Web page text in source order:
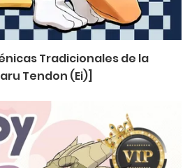
Tradicionales de la
Tendon (Ei)]